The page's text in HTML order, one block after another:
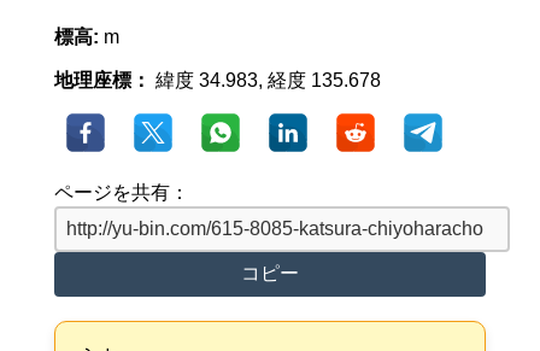
標高: m
地理座標： 緯度 34.983, 経度 135.678
ページを共有：
コピー